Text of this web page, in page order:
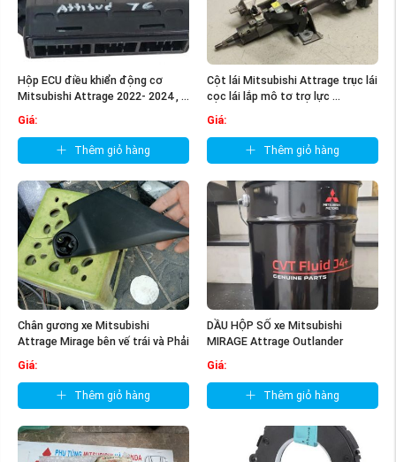
Hộp ECU điều khiển động cơ
Mitsubishi Attrage 2022- 2024 , ...
Giá:
Thêm giỏ hàng
Cột lái Mitsubishi Attrage trục lái
cọc lái lắp mô tơ trợ lực ...
Giá:
Thêm giỏ hàng
Chân gương xe Mitsubishi
Attrage Mirage bên vế trái và Phải
Giá:
Thêm giỏ hàng
DẦU HỘP SỐ xe Mitsubishi
MIRAGE Attrage Outlander
Giá:
Thêm giỏ hàng